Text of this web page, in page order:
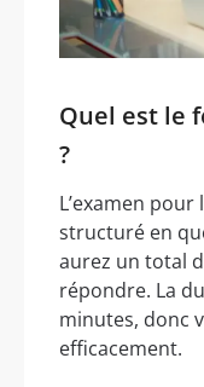
Quel est le
?
L’examen pour
structuré en
aurez un total
répondre. La
minutes, donc
efficacement.